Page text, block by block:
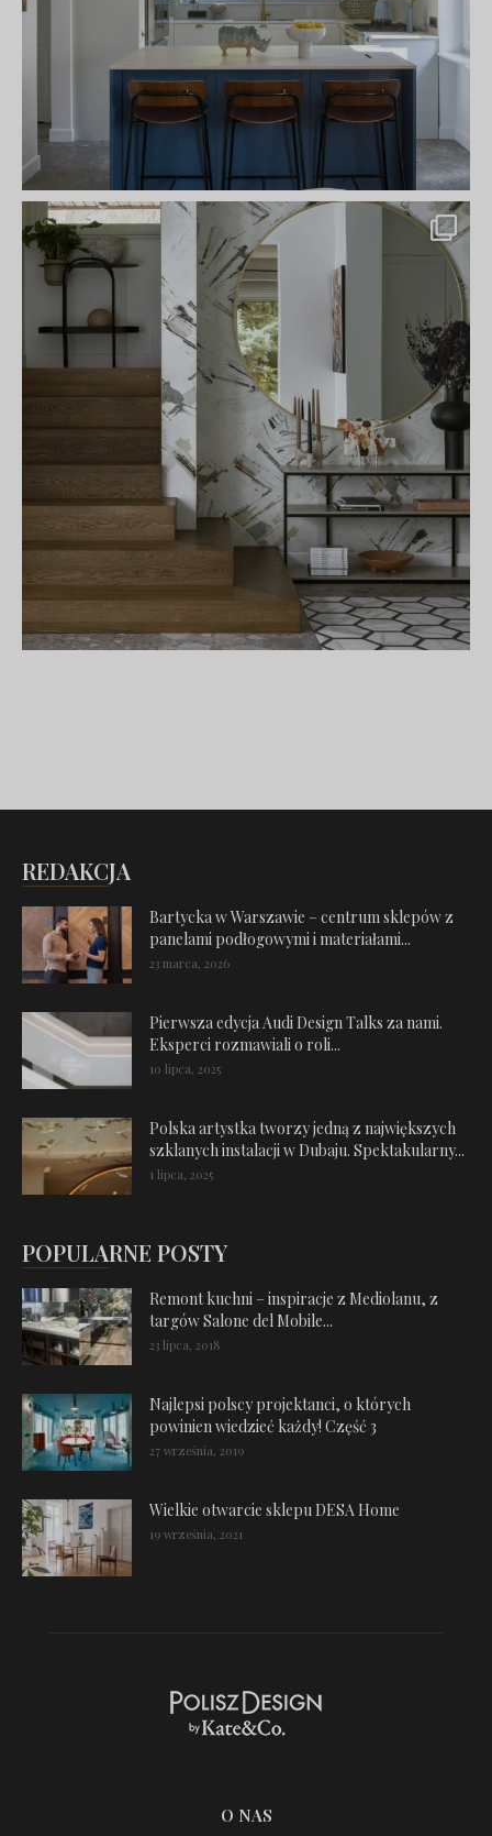
REDAKCJA
Bartycka w Warszawie – centrum sklepów z
panelami podłogowymi i materiałami...
23 marca, 2026
Pierwsza edycja Audi Design Talks za nami.
Eksperci rozmawiali o roli...
10 lipca, 2025
Polska artystka tworzy jedną z największych
szklanych instalacji w Dubaju. Spektakularny...
1 lipca, 2025
POPULARNE POSTY
Remont kuchni – inspiracje z Mediolanu, z
targów Salone del Mobile...
23 lipca, 2018
Najlepsi polscy projektanci, o których
powinien wiedzieć każdy! Część 3
27 września, 2019
Wielkie otwarcie sklepu DESA Home
19 września, 2021
O NAS